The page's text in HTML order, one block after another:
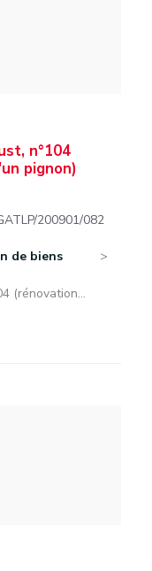
n°104
pignon)
200901/082
de biens
(rénovation...